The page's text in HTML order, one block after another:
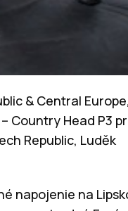
& Central
Country Head P3
Republic, Luděk
napojenie na